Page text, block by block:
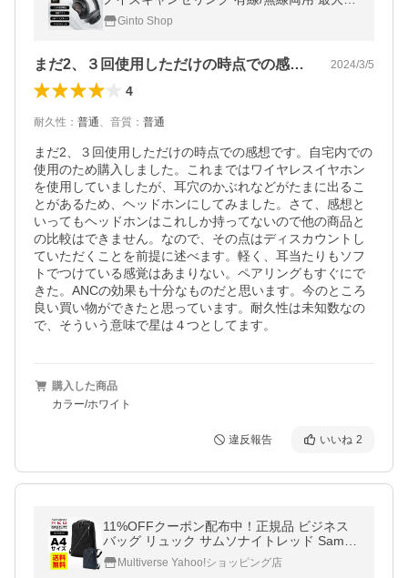
3時間再生 マルチポイント Bluetooth 低遅延
通気性良い
Ginto Shop
まだ2、３回使用しただけの時点での感想… 2024/3/5
4
耐久性 ： 普通、 音質 ： 普通
まだ2、３回使用しただけの時点での感想です。自宅内での
使用のため購入しました。これまではワイヤレスイヤホン
を使用していましたが、耳穴のかぶれなどがたまに出るこ
とがあるため、ヘッドホンにしてみました。さて、感想と
いってもヘッドホンはこれしか持ってないので他の商品と
の比較はできません。なので、その点はディスカウントし
ていただくことを前提に述べます。軽く、耳当たりもソフ
トでつけている感覚はあまりない。ペアリングもすぐにで
きた。ANCの効果も十分なものだと思います。今のところ
良い買い物ができたと思っています。耐久性は未知数なの
で、そういう意味で星は４つとしてます。
購入した商品
カラー/ホワイト
違反報告 いいね 2
11%OFFクーポン配布中！正規品 ビジネス
バッグ リュック サムソナイトレッド Samso
nite RED BIAS ELITE バイアスエリート バッ
クパック A4 メンズ レディース
Multiverse Yahoo!ショッピング店